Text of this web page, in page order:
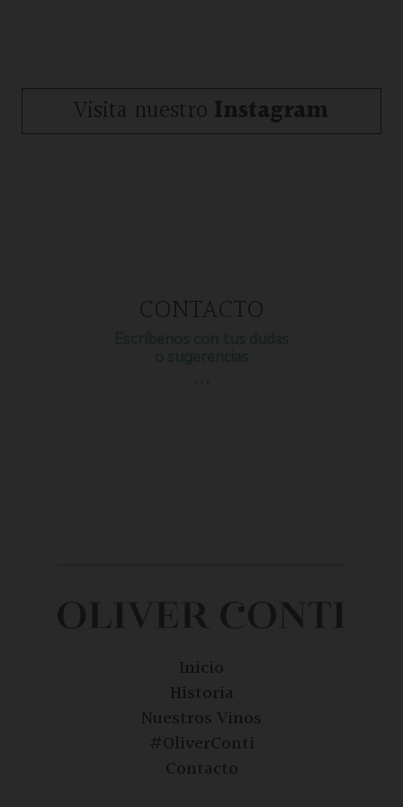
Visita nuestro Instagram
CONTACTO
Inicio
Historia
Nuestros Vinos
#OliverConti
Contacto